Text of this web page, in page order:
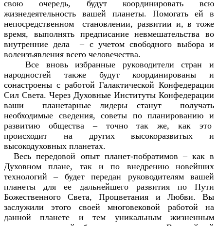
свою очередь, будут координировать всю
жизнедеятельность вашей планеты. Помогать ей в
непосредственном становлении, развитии и, в тоже
время, выполнять предписание невмешательства во
внутренние дела – с учетом свободного выбора и
волеизъявления всего человечества.
Все вновь избранные руководители стран и
народностей также будут координированы и
сонастроены с работой Галактической Конфедерации
Сил Света. Через Духовные Институты Конфедерации
ваши планетарные лидеры станут получать
необходимые сведения, советы по планированию и
развитию общества – точно так же, как это
происходит на других высокоразвитых и
высокодуховных планетах.
Весь передовой опыт планет-побратимов – как в
Духовном плане, так и по внедрению новейших
технологий – будет передан руководителям вашей
планеты для ее дальнейшего развития по Пути
Божественного Света, Процветания и Любви. Вы
заслужили этого своей многовековой работой на
данной планете и тем уникальным жизненным